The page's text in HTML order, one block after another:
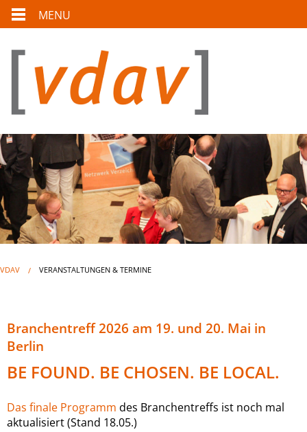
MENU
VDAV VERANSTALTUNGEN & TERMINE
Branchentreff 2026 am 19. und 20. Mai in
Berlin
BE FOUND. BE CHOSEN. BE LOCAL.
Das finale Programm des Branchentreffs ist noch mal
aktualisiert (Stand 18.05.)